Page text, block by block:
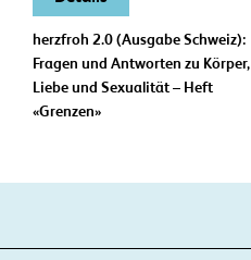
herzfroh 2.0 (Ausgabe Schweiz):
Fragen und Antworten zu Körper,
Liebe und Sexualität – Heft
«Grenzen»